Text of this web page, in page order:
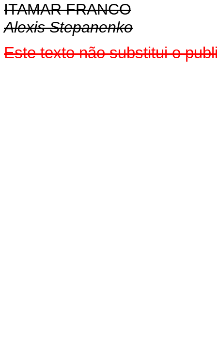
ITAMAR FRANCO
Alexis Stepanenko
Este texto não substitui o